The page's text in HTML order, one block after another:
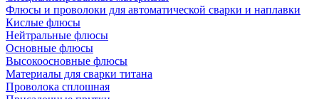
Флюсы и проволоки для автоматической сварки и наплавки
Кислые флюсы
Нейтральные флюсы
Основные флюсы
Высокоосновные флюсы
Материалы для сварки титана
Проволока сплошная